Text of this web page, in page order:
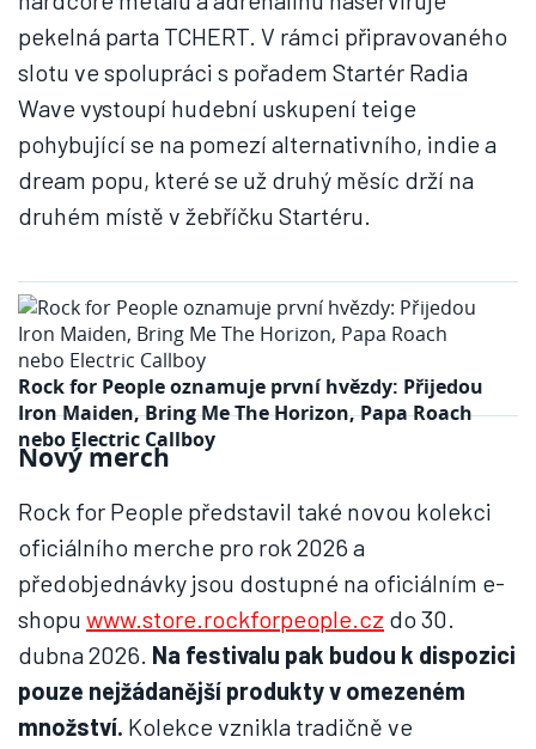
pekelná parta TCHERT. V rámci připravovaného
slotu ve spolupráci s pořadem Startér Radia
Wave vystoupí hudební uskupení teige
pohybující se na pomezí alternativního, indie a
dream popu, které se už druhý měsíc drží na
druhém místě v žebříčku Startéru.
Rock for People oznamuje první hvězdy: Přijedou
Iron Maiden, Bring Me The Horizon, Papa Roach
nebo Electric Callboy
Nový merch
Rock for People představil také novou kolekci
oficiálního merche pro rok 2026 a
předobjednávky jsou dostupné na oficiálním e-
shopu www.store.rockforpeople.cz do 30.
dubna 2026. Na festivalu pak budou k dispozici
pouze nejžádanější produkty v omezeném
množství. Kolekce vznikla tradičně ve